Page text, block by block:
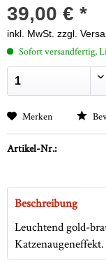
39,00 € *
inkl. MwSt. zzgl.
Sofort versandfertig,
Merken
Artikel-Nr.:
Beschreibung
Leuchtend gold-